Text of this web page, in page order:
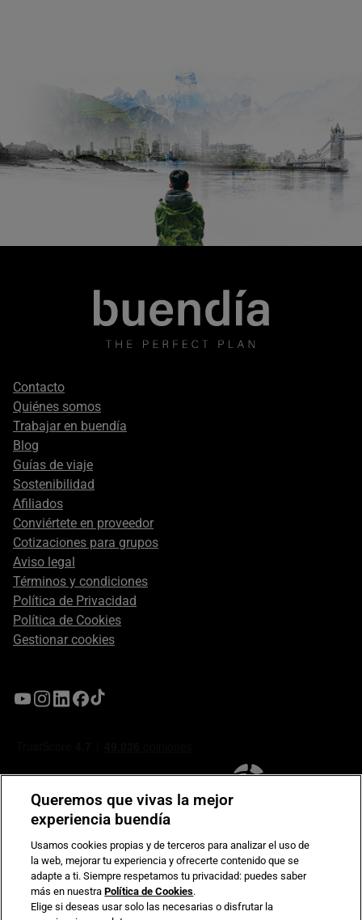
Footer
secondary
Contacto
Quiénes somos
Trabajar en buendía
Blog
Guías de viaje
Sostenibilidad
Afiliados
Conviértete en proveedor
Cotizaciones para grupos
Aviso legal
Términos y condiciones
Política de Privacidad
Política de Cookies
Gestionar cookies
Compromiso de seguridad en pagos electrónicos
Queremos que vivas la mejor
experiencia buendía
Usamos cookies propias y de terceros para analizar el uso de
la web, mejorar tu experiencia y ofrecerte contenido que se
adapte a ti. Siempre respetamos tu privacidad: puedes saber
más en nuestraPolítica de Cookies.
Elige si deseas usar solo las necesarias o disfrutar la